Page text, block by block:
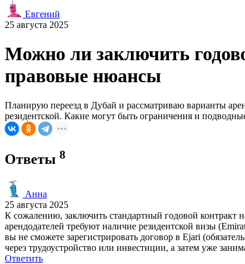
Евгений
25 августа 2025
Можно ли заключить
правовые нюансы
Планирую переезд в Дубай и рассматриваю варианты
резидентской. Какие могут быть ограничения и
Ответы 8
Анна
25 августа 2025
К сожалению, заключить стандартный годовой контракт
арендодателей требуют наличие резидентской визы
вы не сможете зарегистрировать договор в Ejari
через трудоустройство или инвестиции, а затем уже
Ответить